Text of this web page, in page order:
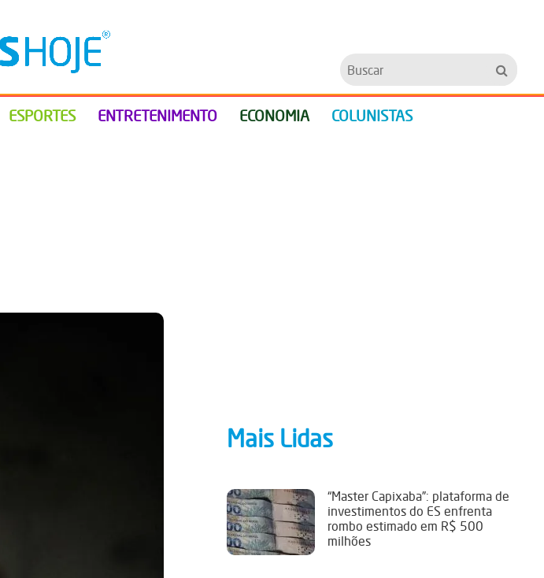
Buscar
ESPORTES ENTRETENIMENTO ECONOMIA COLUNISTAS
Mais Lidas
“Master Capixaba”: plataforma de
investimentos do ES enfrenta
rombo estimado em R$ 500
milhões